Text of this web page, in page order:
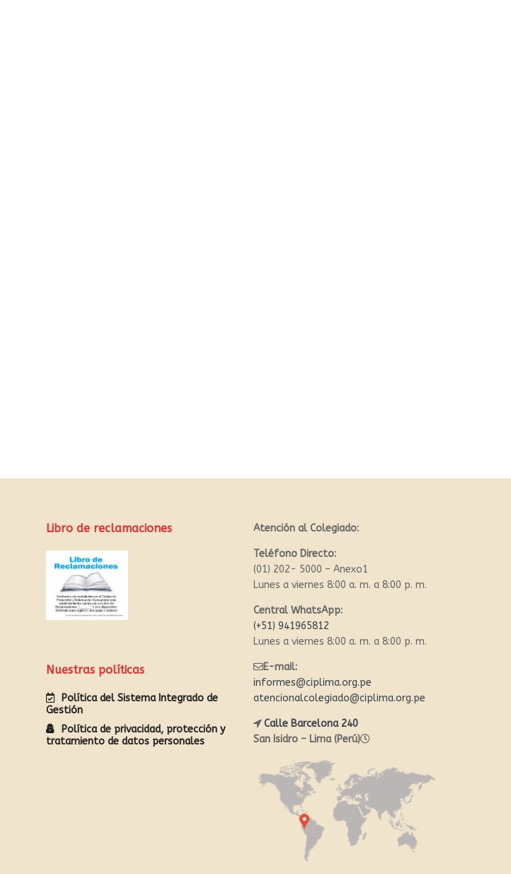
Libro de reclamaciones
Nuestras políticas
Política del Sistema Integrado de
Gestión
Política de privacidad, protección y
tratamiento de datos personales
Atención al Colegiado:
Teléfono Directo:
(01) 202- 5000 – Anexo1
Lunes a viernes 8:00 a. m. a 8:00 p. m.
Central WhatsApp:
(+51) 941965812
Lunes a viernes 8:00 a. m. a 8:00 p. m.
E-mail:
informes@ciplima.org.pe
atencionalcolegiado@ciplima.org.pe
Calle Barcelona 240
San Isidro – Lima (Perú)